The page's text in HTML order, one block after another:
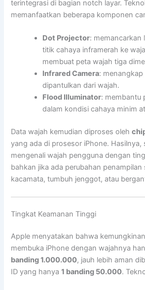
terintegrasi di bagian notch layar.
memanfaatkan beberapa komponen
Dot Projector: memancarkan
titik cahaya inframerah ke
membuat peta wajah tiga
Infrared Camera:
dipantulkan dari wajah.
Flood Illuminator: membantu
dalam kondisi cahaya minim
Data wajah kemudian diproses oleh
yang ada di prosesor iPhone. Hasilnya,
mengenali wajah pengguna dengan
bahkan jika ada perubahan penampilan
kacamata, tumbuh jenggot, atau
Tingkat Keamanan Tinggi
Apple menyatakan bahwa
membuka iPhone dengan wajahnya
banding 1.000.000, jauh lebih aman
ID yang hanya1 banding 50.000.